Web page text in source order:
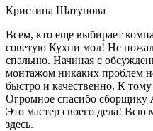
Кристина Шатунова
Всем, кто еще выбирает
советую Кухни мол! Не
спальню. Начиная с
монтажом никаких проблем
быстро и качественно. К
Огромное спасибо сборщику
Это мастер своего дела! Всю
здесь.